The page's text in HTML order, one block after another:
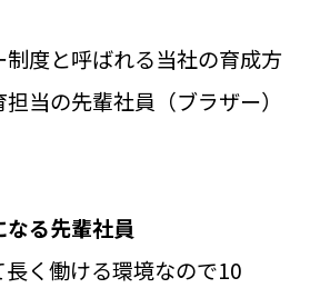
度と呼ばれる当社の育成方
当の先輩社員（ブラザー）
る先輩社員
く働ける環境なので10